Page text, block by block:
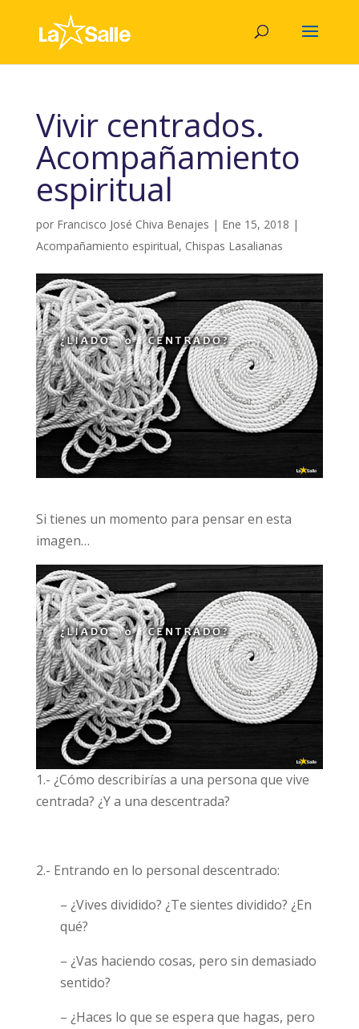
Vivir centrados.
Acompañamiento
espiritual
por Francisco José Chiva Benajes | Ene 15, 2018 |
Acompañamiento espiritual, Chispas Lasalianas
Si tienes un momento para pensar en esta
imagen…
1.- ¿Cómo describirías a una persona que vive
centrada? ¿Y a una descentrada?
2.- Entrando en lo personal descentrado:
– ¿Vives dividido? ¿Te sientes dividido? ¿En
qué?
– ¿Vas haciendo cosas, pero sin demasiado
sentido?
– ¿Haces lo que se espera que hagas, pero